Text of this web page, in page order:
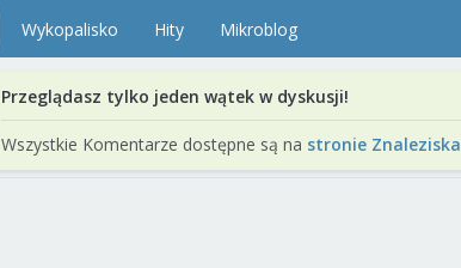
Wykopalisko Hity Mikroblog
Przeglądasz tylko jeden wątek w dyskusji!
Wszystkie Komentarze dostępne są na stronie Znaleziska